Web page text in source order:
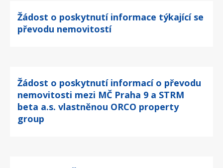
Žádost o poskytnutí informace týkající se
převodu nemovitostí
Žádost o poskytnutí informací o převodu
nemovitosti mezi MČ Praha 9 a STRM
beta a.s. vlastněnou ORCO property
group